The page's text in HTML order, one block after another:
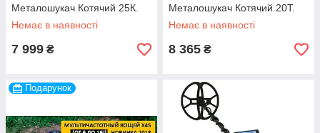
Металошукач Котячий 25К.
Немає в наявності
7 999 ₴
Металошукач Котячий 20T.
Немає в наявності
8 365 ₴
Подарунок